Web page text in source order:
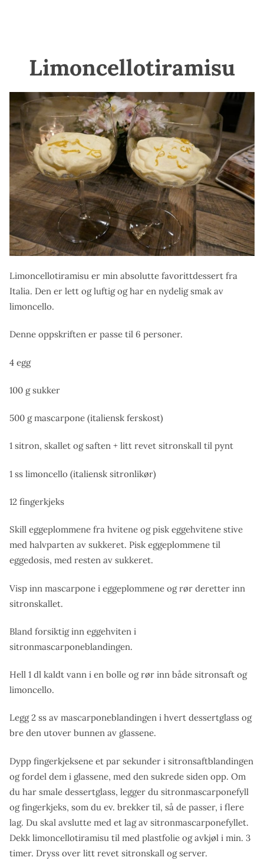
Limoncellotiramisu
Limoncellotiramisu er min absolutte favorittdessert fra
Italia. Den er lett og luftig og har en nydelig smak av
limoncello.
Denne oppskriften er passe til 6 personer.
4 egg
100 g sukker
500 g mascarpone (italiensk ferskost)
1 sitron, skallet og saften + litt revet sitronskall til pynt
1 ss limoncello (italiensk sitronlikør)
12 fingerkjeks
Skill eggeplommene fra hvitene og pisk eggehvitene stive
med halvparten av sukkeret. Pisk eggeplommene til
eggedosis, med resten av sukkeret.
Visp inn mascarpone i eggeplommene og rør deretter inn
sitronskallet.
Bland forsiktig inn eggehviten i
sitronmascarponeblandingen.
Hell 1 dl kaldt vann i en bolle og rør inn både sitronsaft og
limoncello.
Legg 2 ss av mascarponeblandingen i hvert dessertglass og
bre den utover bunnen av glassene.
Dypp fingerkjeksene et par sekunder i sitronsaftblandingen
og fordel dem i glassene, med den sukrede siden opp. Om
du har smale dessertglass, legger du sitronmascarponefyll
og fingerkjeks, som du ev. brekker til, så de passer, i flere
lag. Du skal avslutte med et lag av sitronmascarponefyllet.
Dekk limoncellotiramisu til med plastfolie og avkjøl i min. 3
timer. Dryss over litt revet sitronskall og server.